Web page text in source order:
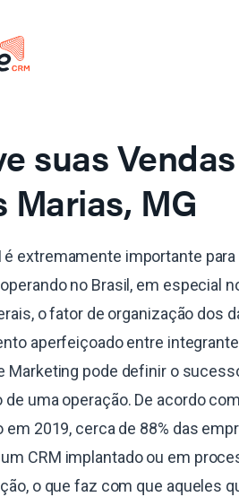
suas
Marias, MG
é extremamente importante
no Brasil, em especial
o fator de organização dos
aperfeiçoado entre
Marketing pode definir o
uma operação. De acordo
em 2019, cerca de 88% das
CRM implantado ou em
o que faz com que aqueles